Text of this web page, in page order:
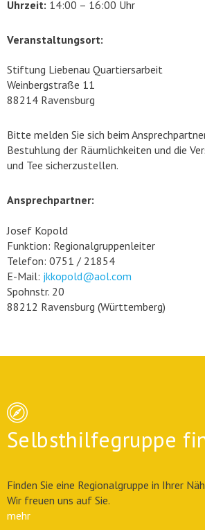
Uhrzeit: 14:00 – 16:00 Uhr
Veranstaltungsort:
Stiftung Liebenau Quartiersarbeit
Weinbergstraße 11
88214 Ravensburg
Bitte melden Sie sich beim
Bestuhlung der Räumlichkeiten und die
und Tee sicherzustellen.
Ansprechpartner:
Josef Kopold
Funktion: Regionalgruppenleiter
Telefon: 0751 / 21854
E-Mail: jkkopold@aol.com
Spohnstr. 20
88212 Ravensburg (Württemberg)
Selbsthilfegruppe
Finden Sie eine Regionalgruppe in Ihrer
Wir freuen uns auf Sie.
mehr